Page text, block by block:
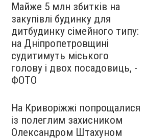
Майже 5 млн збитків на
закупівлі будинку для
дитбудинку сімейного типу:
на Дніпропетровщині
судитимуть міського
голову і двох посадовиць, -
ФОТО
На Криворіжжі попрощалися
із полеглим захисником
Олександром Штахуном